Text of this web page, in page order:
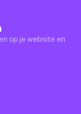
op je website en